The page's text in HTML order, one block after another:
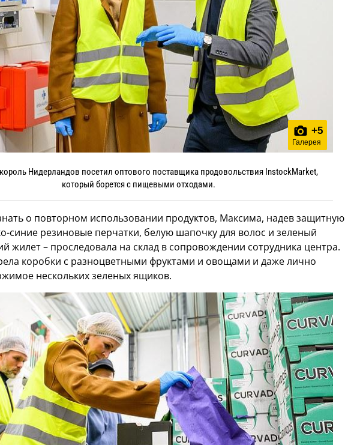
+5
Галерея
Нидерландов посетил оптового поставщика продовольствия InstockMarket,
который борется с пищевыми отходами.
о повторном использовании продуктов, Максима, надев защитную
синие резиновые перчатки, белую шапочку для волос и зеленый
жилет – проследовала на склад в сопровождении сотрудника центра.
коробки с разноцветными фруктами и овощами и даже лично
нескольких зеленых ящиков.